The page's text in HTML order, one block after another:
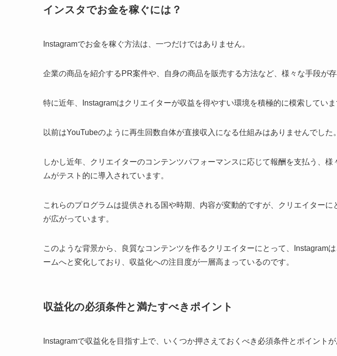
インスタでお金を稼ぐには？
Instagramでお金を稼ぐ方法は、一つだけではありません。
企業の商品を紹介するPR案件や、自身の商品を販売する方法など、様々な手段が存
特に近年、Instagramはクリエイターが収益を得やすい環境を積極的に模索していま
以前はYouTubeのように再生回数自体が直接収入になる仕組みはありませんでした。
しかし近年、クリエイターのコンテンツパフォーマンスに応じて報酬を支払う、様
ムがテスト的に導入されています。
これらのプログラムは提供される国や時期、内容が変動的ですが、クリエイターに
が広がっています。
このような背景から、良質なコンテンツを作るクリエイターにとって、Instagram
ームへと変化しており、収益化への注目度が一層高まっているのです。
収益化の必須条件と満たすべきポイント
Instagramで収益化を目指す上で、いくつか押さえておくべき必須条件とポイントが